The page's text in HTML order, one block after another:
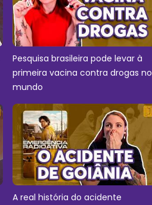
Pesquisa brasileira pode levar à
primeira vacina contra drogas no
mundo
A real história do acidente